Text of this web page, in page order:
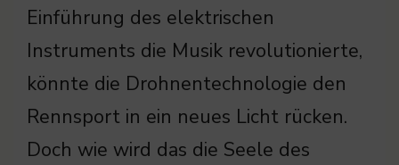
Einführung des elektrischen
Instruments die Musik revolutionierte,
könnte die Drohnentechnologie den
Rennsport in ein neues Licht rücken.
Doch wie wird das die Seele des